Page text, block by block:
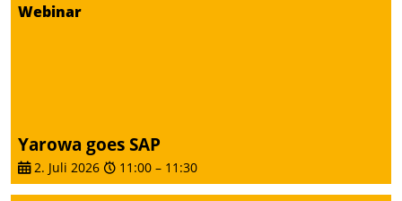
Webinar
Yarowa goes SAP
2. Juli 2026 11:00 – 11:30